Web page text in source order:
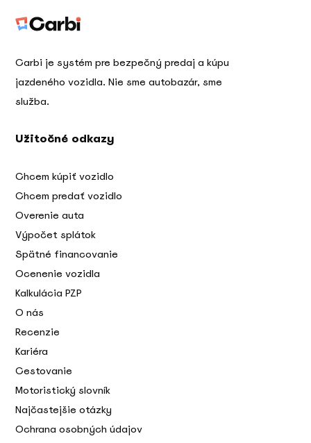
Carbi je systém pre bezpečný predaj a kúpu
jazdeného vozidla. Nie sme autobazár, sme
služba.
Užitočné odkazy
Chcem kúpiť vozidlo
Chcem predať vozidlo
Overenie auta
Výpočet splátok
Spätné financovanie
Ocenenie vozidla
Kalkulácia PZP
O nás
Recenzie
Kariéra
Cestovanie
Motoristický slovník
Najčastejšie otázky
Ochrana osobných údajov